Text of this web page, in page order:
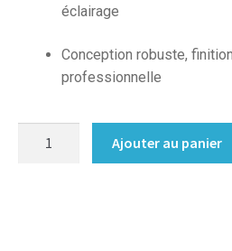
éclairage
Conception robuste,
professionnelle
Ajouter au panier